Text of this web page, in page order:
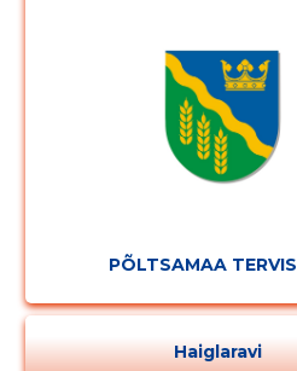
PÕLTSAMAA
Haiglaravi
Muuda